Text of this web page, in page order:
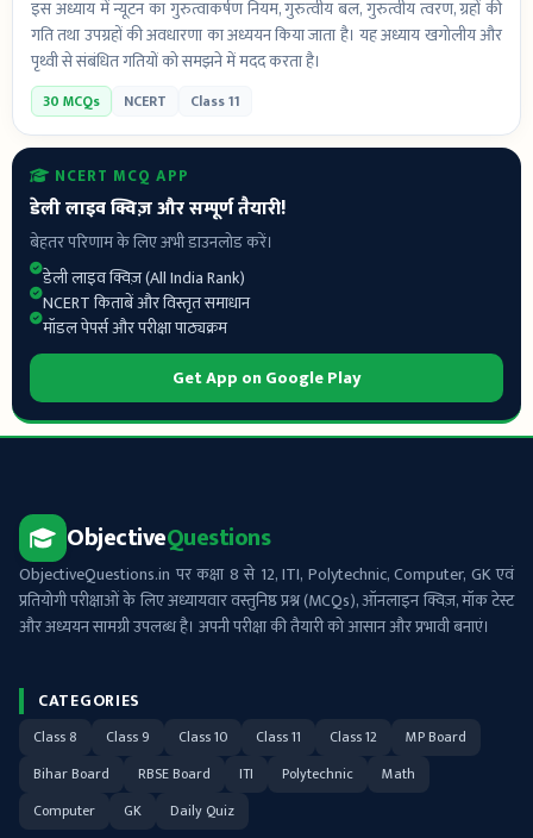
इस अध्याय में न्यूटन का गुरुत्वाकर्षण नियम, गुरुत्वीय बल, गुरुत्वीय त्वरण, ग्रहों की
गति तथा उपग्रहों की अवधारणा का अध्ययन किया जाता है। यह अध्याय खगोलीय और
पृथ्वी से संबंधित गतियों को समझने में मदद करता है।
30 MCQs NCERT Class 11
NCERT MCQ APP
डेली लाइव क्विज़ और सम्पूर्ण तैयारी!
बेहतर परिणाम के लिए अभी डाउनलोड करें।
डेली लाइव क्विज़ (All India Rank)
NCERT किताबें और विस्तृत समाधान
मॉडल पेपर्स और परीक्षा पाठ्यक्रम
Get App on Google Play
ObjectiveQuestions
ObjectiveQuestions.in पर कक्षा 8 से 12, ITI, Polytechnic, Computer, GK एवं
प्रतियोगी परीक्षाओं के लिए अध्यायवार वस्तुनिष्ठ प्रश्न (MCQs), ऑनलाइन क्विज़, मॉक टेस्ट
और अध्ययन सामग्री उपलब्ध है। अपनी परीक्षा की तैयारी को आसान और प्रभावी बनाएं।
CATEGORIES
Class 8 Class 9 Class 10 Class 11 Class 12
MP Board
Bihar Board
RBSE Board ITI Polytechnic
Math
Computer
GK Daily Quiz